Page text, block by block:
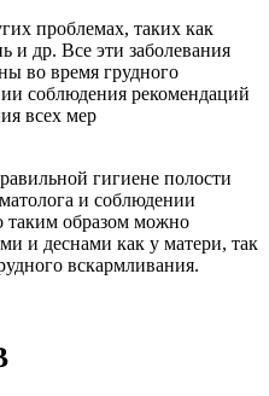
проблемах, таких как
и др. Все эти заболевания
во время грудного
соблюдения рекомендаций
всех мер
гигиене полости
и соблюдении
таким образом можно
и деснами как у матери, так
вскармливания.